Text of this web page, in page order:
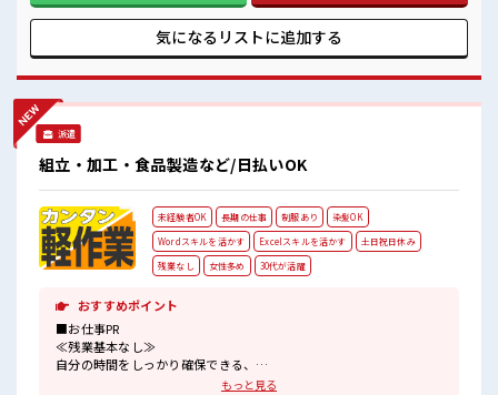
が整っています！ イチからスキルUP・ステップUP目指して
いきましょう！ ≪自分に向いている仕事が探せる≫ 困った事
などがあれば、 担当がしっかりサポートします！ ■職場の雰
完備でランチや休憩も充実しそう♪ ロッカーあり！ 安心して
お仕事に集中♪ 残業はほとんどありません！
気になるリストに追加する
派遣
組立・加工・食品製造など/日払いOK
未経験者OK 長期の仕事 制服あり
染髪OK
Wordスキルを活かす
Excelスキルを活かす
土日祝日休み
残業なし
女性多め 30代が活躍
おすすめポイント
■お仕事PR
≪残業基本なし≫
自分の時間をしっかり確保できる、
もっと見る